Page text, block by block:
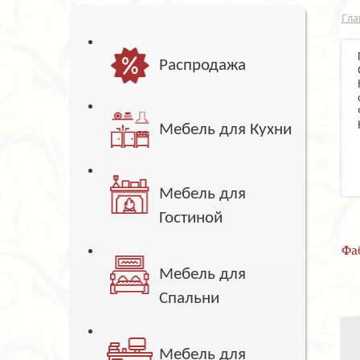
Распродажа
Мебель для Кухни
Мебель для
Гостиной
Мебель для
Спальни
Мебель для